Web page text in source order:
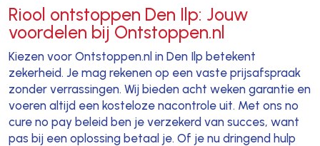
Riool ontstoppen Den Ilp: Jouw
voordelen bij Ontstoppen.nl
Kiezen voor Ontstoppen.nl in Den Ilp betekent
zekerheid. Je mag rekenen op een vaste prijsafspraak
zonder verrassingen. Wij bieden acht weken garantie en
voeren altijd een kosteloze nacontrole uit. Met ons no
cure no pay beleid ben je verzekerd van succes, want
pas bij een oplossing betaal je. Of je nu dringend hulp